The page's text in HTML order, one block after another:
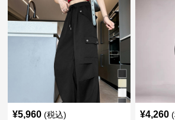
¥5,960 (税込) ¥4,260